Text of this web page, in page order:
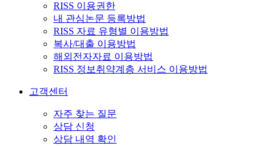
RISS 이용권한
내 관심논문 등록방법
RISS 자료 유형별 이용방법
복사/대출 이용방법
해외전자자료 이용방법
RISS 정보취약계층 서비스 이용방법
고객센터
자주 찾는 질문
상담 신청
상담 내역 확인